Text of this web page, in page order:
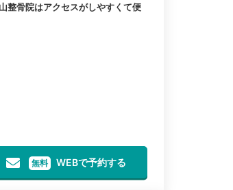
整骨院はアクセスがしやすくて便
無料 WEBで予約する